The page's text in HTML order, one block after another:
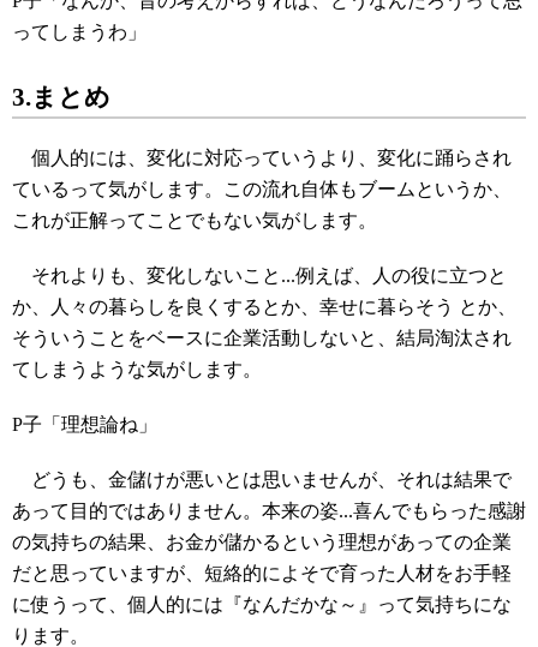
ってしまうわ」
3.まとめ
個人的には、変化に対応っていうより、変化に踊らされ
ているって気がします。この流れ自体もブームというか、
これが正解ってことでもない気がします。
それよりも、変化しないこと...例えば、人の役に立つと
か、人々の暮らしを良くするとか、幸せに暮らそう とか、
そういうことをベースに企業活動しないと、結局淘汰され
てしまうような気がします。
P子「理想論ね」
どうも、金儲けが悪いとは思いませんが、それは結果で
あって目的ではありません。本来の姿...喜んでもらった感謝
の気持ちの結果、お金が儲かるという理想があっての企業
だと思っていますが、短絡的によそで育った人材をお手軽
に使うって、個人的には『なんだかな～』って気持ちにな
ります。